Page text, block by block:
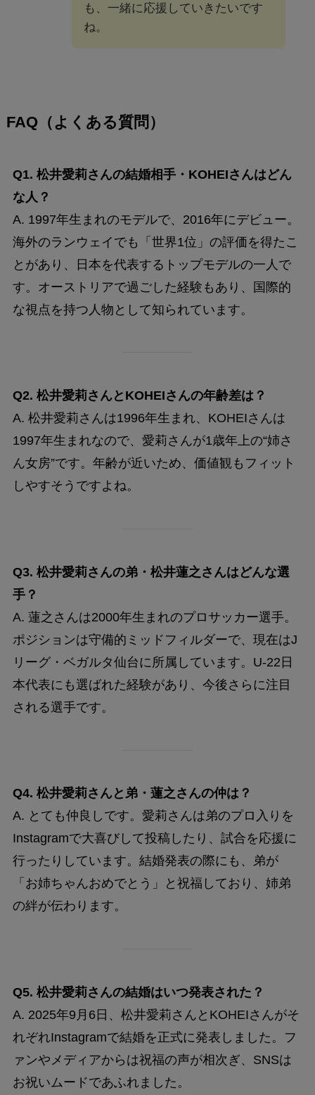
も、一緒に応援していきたいです
ね。
FAQ（よくある質問）
Q1. 松井愛莉さんの結婚相手・KOHEIさんはどん
な人？
A. 1997年生まれのモデルで、2016年にデビュー。
海外のランウェイでも「世界1位」の評価を得たこ
とがあり、日本を代表するトップモデルの一人で
す。オーストリアで過ごした経験もあり、国際的
な視点を持つ人物として知られています。
Q2. 松井愛莉さんとKOHEIさんの年齢差は？
A. 松井愛莉さんは1996年生まれ、KOHEIさんは
1997年生まれなので、愛莉さんが1歳年上の“姉さ
ん女房”です。年齢が近いため、価値観もフィット
しやすそうですよね。
Q3. 松井愛莉さんの弟・松井蓮之さんはどんな選
手？
A. 蓮之さんは2000年生まれのプロサッカー選手。
ポジションは守備的ミッドフィルダーで、現在はJ
リーグ・ベガルタ仙台に所属しています。U-22日
本代表にも選ばれた経験があり、今後さらに注目
される選手です。
Q4. 松井愛莉さんと弟・蓮之さんの仲は？
A. とても仲良しです。愛莉さんは弟のプロ入りを
Instagramで大喜びして投稿したり、試合を応援に
行ったりしています。結婚発表の際にも、弟が
「お姉ちゃんおめでとう」と祝福しており、姉弟
の絆が伝わります。
Q5. 松井愛莉さんの結婚はいつ発表された？
A. 2025年9月6日、松井愛莉さんとKOHEIさんがそ
れぞれInstagramで結婚を正式に発表しました。フ
ァンやメディアからは祝福の声が相次ぎ、SNSは
お祝いムードであふれました。